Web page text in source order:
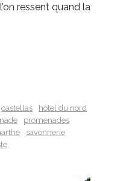
ressent quand la
castellas
hôtel du nord
promenades
savonnerie